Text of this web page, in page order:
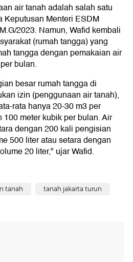
air tanah adalah salah satu
Keputusan Menteri ESDM
2023. Namun, Wafid kembali
(rumah tangga) yang
tangga dengan pemakaian air
bulan.
besar rumah tangga di
izin (penggunaan air tanah),
rata hanya 20-30 m3 per
meter kubik per bulan. Air
dengan 200 kali pengisian
500 liter atau setara dengan
20 liter," ujar Wafid.
tanah tanah jakarta turun